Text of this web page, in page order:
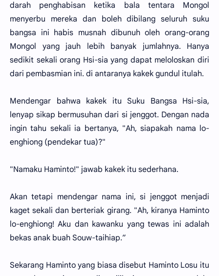
darah penghabisan ketika bala tentara Mongol
menyerbu mereka dan boleh dibilang seluruh suku
bangsa ini habis musnah dibunuh oleh orang-orang
Mongol yang jauh lebih banyak jumlahnya. Hanya
sedikit sekali orang Hsi-sia yang dapat meloloskan diri
dari pembasmian ini. di antaranya kakek gundul itulah.
Mendengar bahwa kakek itu Suku Bangsa Hsi-sia,
lenyap sikap bermusuhan dari si jenggot. Dengan nada
ingin tahu sekali ia bertanya, "Ah, siapakah nama lo-
enghiong (pendekar tua)?"
"Namaku Haminto!" jawab kakek itu sederhana.
Akan tetapi mendengar nama ini, si jenggot menjadi
kaget sekali dan berteriak girang. "Ah, kiranya Haminto
lo-enghiong! Aku dan kawanku yang tewas ini adalah
bekas anak buah Souw-taihiap.”
Sekarang Haminto yang biasa disebut Haminto Losu itu